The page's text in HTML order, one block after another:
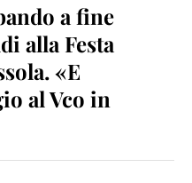
a fine
alla Festa
«E
al Vco in